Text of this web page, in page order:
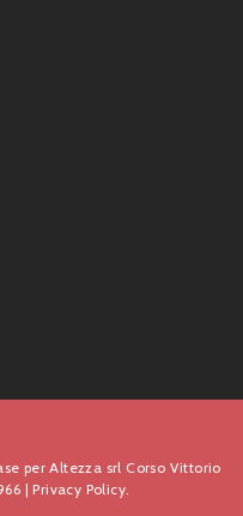
per Altezza srl Corso Vittorio
|Privacy Policy.